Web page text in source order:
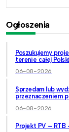
Ogłoszenia
Poszukujemy
terenie całej Polski
06-08-2026
Sprzedam lub
przeznaczeniem
06-08-2026
Projekt PV –